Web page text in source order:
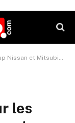
et Mitsubishi ?
les